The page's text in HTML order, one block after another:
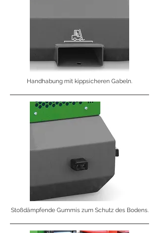
Handhabung mit kippsicheren Gabeln.
Stoßdämpfende Gummis zum Schutz des Bodens.